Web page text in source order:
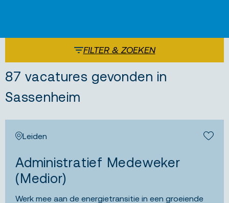
FILTER & ZOEKEN
87 vacatures gevonden in
Sassenheim
Leiden
Administratief Medeweker
(Medior)
Werk mee aan de energietransitie in een groeiende